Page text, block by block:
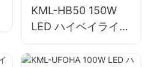
KML-HB50 150W
LED ハイベイライト
は、修理工場や倉庫
などの屋内スペース